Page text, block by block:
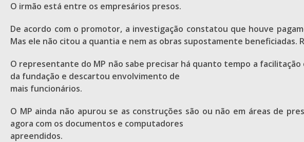
O irmão está entre os empresários presos.
De acordo com o promotor, a investigação constatou que houve
Mas ele não citou a quantia e nem as obras supostamente beneficiadas.
O representante do MP não sabe precisar há quanto tempo a
da fundação e descartou envolvimento de
mais funcionários.
O MP ainda não apurou se as construções são ou não em áreas de
agora com os documentos e computadores
apreendidos.